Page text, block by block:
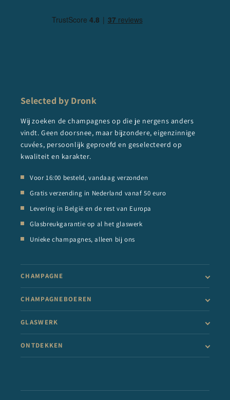
Selected by Dronk
Wij zoeken de champagnes op die je nergens anders
vindt. Geen doorsnee, maar bijzondere, eigenzinnige
cuvées, persoonlijk geproefd en geselecteerd op
kwaliteit en karakter.
Voor 16:00 besteld, vandaag verzonden
Gratis verzending in Nederland vanaf 50 euro
Levering in België en de rest van Europa
Glasbreukgarantie op al het glaswerk
Unieke champagnes, alleen bij ons
CHAMPAGNE
CHAMPAGNEBOEREN
GLASWERK
ONTDEKKEN